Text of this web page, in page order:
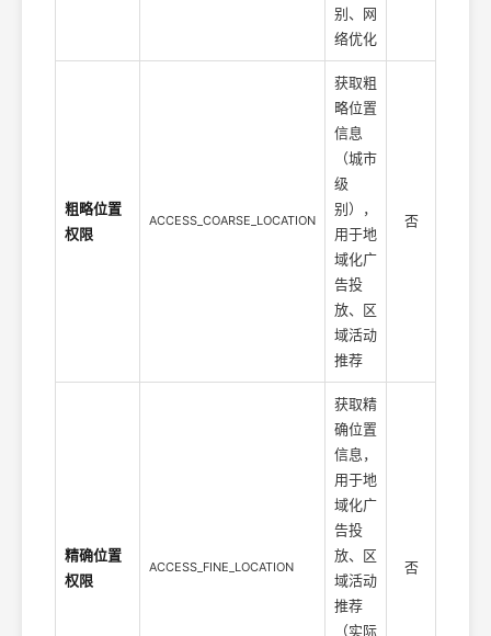
别、网
络优化
粗略位置
权限
ACCESS_COARSE_LOCATION
获取粗
略位置
信息
（城市
级
别），
用于地
域化广
告投
放、区
域活动
推荐
否
精确位置
权限
ACCESS_FINE_LOCATION
获取精
确位置
信息，
用于地
域化广
告投
放、区
域活动
推荐
（实际
否